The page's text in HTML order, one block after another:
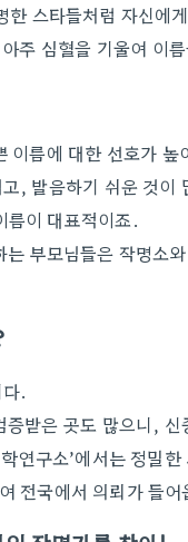
한 스타들처럼 자신에
주 심혈을 기울여 이
이름에 대한 선호가 높
, 발음하기 쉬운 것이
름이 대표적이죠.
부모님들은 작명소
.
받은 곳도 많으니,
연구소’에서는 정밀
전국에서 의뢰가 들어